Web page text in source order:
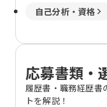
自己分析・資格
応募書類・
履歴書・職務経歴書
トを解説！